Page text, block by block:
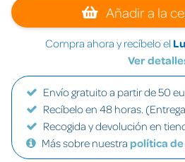
Añadir a la
Compra ahora y recíbelo el
Ver
Envío gratuito a partir de 50
Recíbelo en 48 horas.
Recogida y devolución en
Más sobre nuestra política